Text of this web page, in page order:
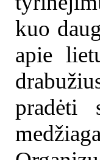
kuo
apie
pradėti